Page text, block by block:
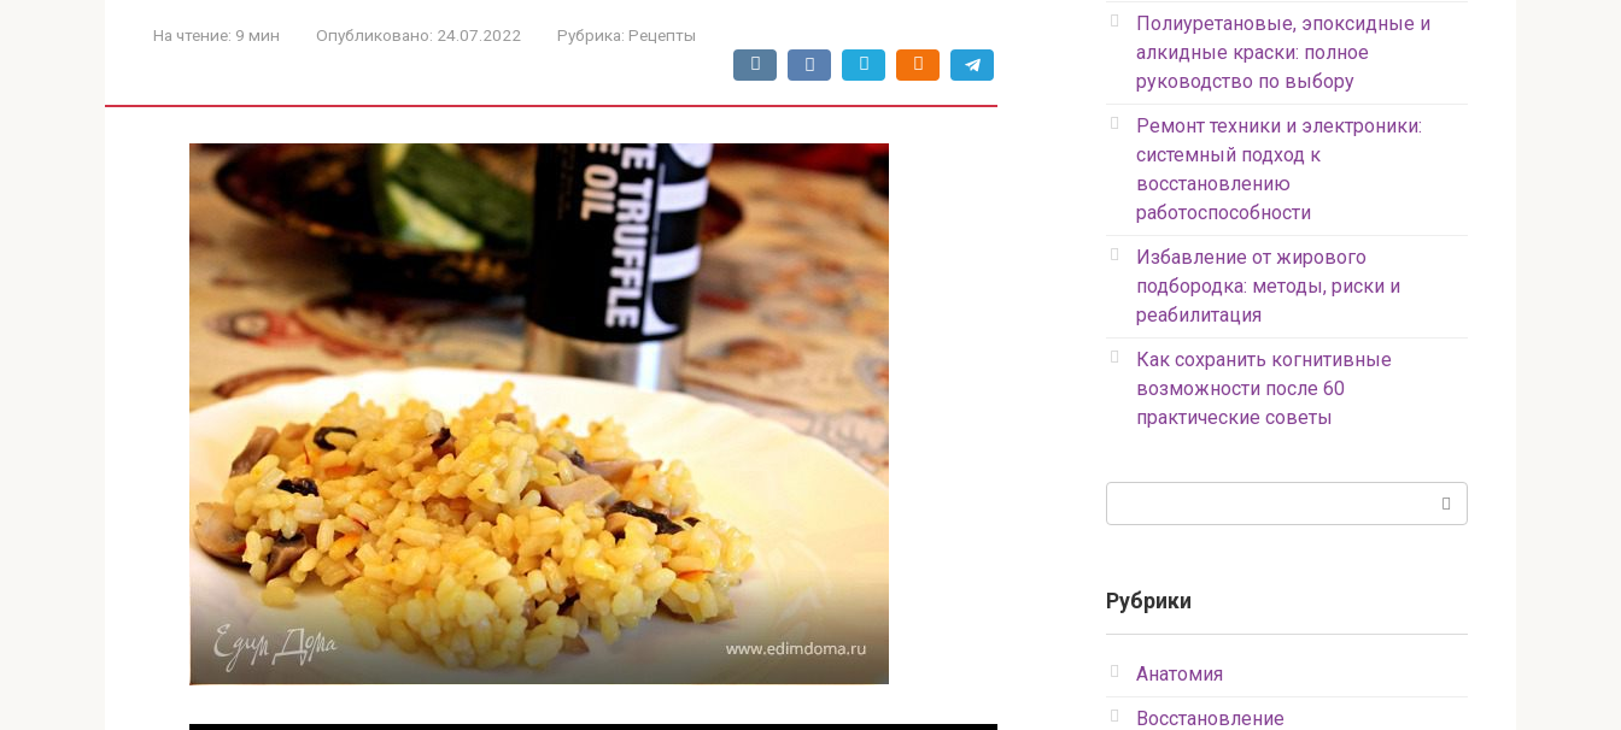
На чтение: 9 мин Опубликовано: 24.07.2022 Рубрика: Рецепты
Полиуретановые, эпоксидные и
алкидные краски: полное
руководство по выбору
Ремонт техники и электроники:
системный подход к
восстановлению
работоспособности
Избавление от жирового
подбородка: методы, риски и
реабилитация
Как сохранить когнитивные
возможности после 60
практические советы
Рубрики
Анатомия
Восстановление